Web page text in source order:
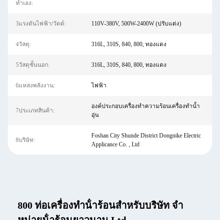
ทำเอง:
3แรงดันไฟฟ้า/วัตต์: 110V-380V, 500W-2400W (ปรับแต่ง)
4วัสดุ: 316L, 310S, 840, 800, ทองแดง
5วัสดุชั้นนอก: 316L, 310S, 840, 800, ทองแดง
6แหล่งพลังงาน: ไฟฟ้า
7ประเภทสินค้า:
องค์ประกอบเครื่องทำความร้อนเครื่องทำน้ำ
อุ่น
8บริษัท:
Foshan City Shunde District Dongnike Electric
Applicance Co. , Ltd
800 ท่อเครื่องทําน้ําร้อนสําหรับบริษัท จํา